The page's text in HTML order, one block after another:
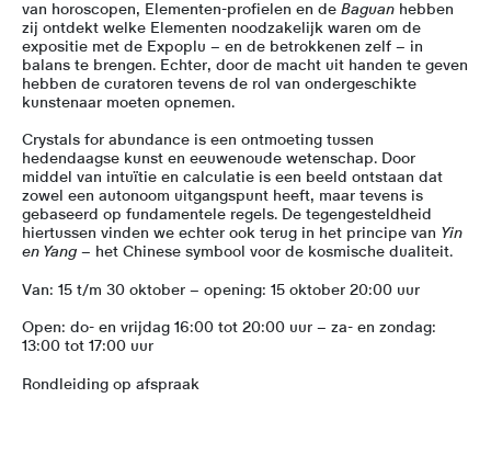
van horoscopen, Elementen-profielen en de Baguan hebben
zij ontdekt welke Elementen noodzakelijk waren om de
expositie met de Expoplu – en de betrokkenen zelf – in
balans te brengen. Echter, door de macht uit handen te geven
hebben de curatoren tevens de rol van ondergeschikte
kunstenaar moeten opnemen.
Crystals for abundance is een ontmoeting tussen
hedendaagse kunst en eeuwenoude wetenschap. Door
middel van intuïtie en calculatie is een beeld ontstaan dat
zowel een autonoom uitgangspunt heeft, maar tevens is
gebaseerd op fundamentele regels. De tegengesteldheid
hiertussen vinden we echter ook terug in het principe van Yin
en Yang – het Chinese symbool voor de kosmische dualiteit.
Van: 15 t/m 30 oktober – opening: 15 oktober 20:00 uur
Open: do- en vrijdag 16:00 tot 20:00 uur – za- en zondag:
13:00 tot 17:00 uur
Rondleiding op afspraak